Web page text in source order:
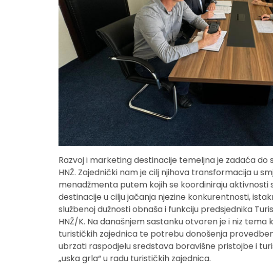
Razvoj i marketing destinacije temeljna je zadaća
HNŽ. Zajednički nam je cilj njihova transformacija u
menadžmenta putem kojih se koordiniraju aktivnosti
destinacije u cilju jačanja njezine konkurentnosti,
službenoj dužnosti obnaša i funkciju predsjednika
HNŽ/K. Na današnjem sastanku otvoren je i niz tema
turističkih zajednica te potrebu donošenja
ubrzati raspodjelu sredstava boravišne pristojbe i
„uska grla“ u radu turističkih zajednica.